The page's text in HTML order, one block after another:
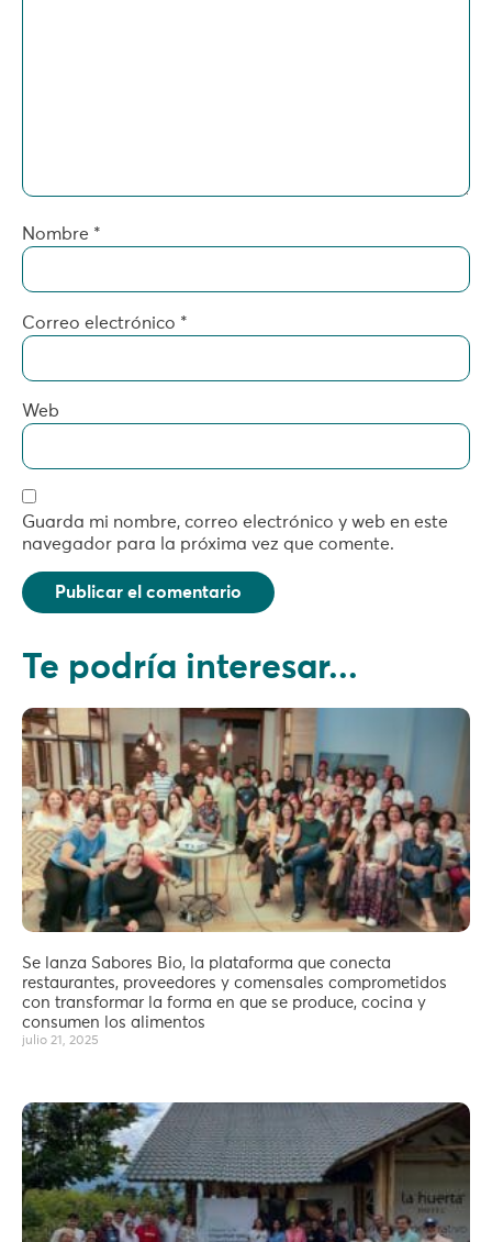
Nombre *
Correo electrónico *
Web
Guarda mi nombre, correo electrónico y web en este
navegador para la próxima vez que comente.
Te podría interesar...
Se lanza Sabores Bio, la plataforma que conecta
restaurantes, proveedores y comensales comprometidos
con transformar la forma en que se produce, cocina y
consumen los alimentos
julio 21, 2025